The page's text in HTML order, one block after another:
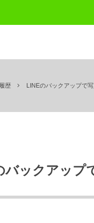
歴 LINEのバックアップで
バックアップ